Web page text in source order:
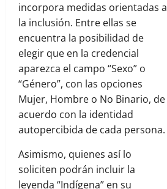
incorpora medidas orientadas a
la inclusión. Entre ellas se
encuentra la posibilidad de
elegir que en la credencial
aparezca el campo “Sexo” o
“Género”, con las opciones
Mujer, Hombre o No Binario, de
acuerdo con la identidad
autopercibida de cada persona.
Asimismo, quienes así lo
soliciten podrán incluir la
leyenda “Indígena” en su